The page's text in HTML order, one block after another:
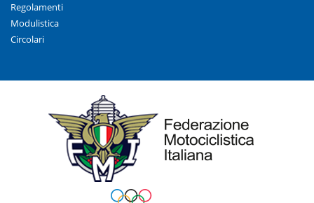
Regolamenti
Modulistica
Circolari